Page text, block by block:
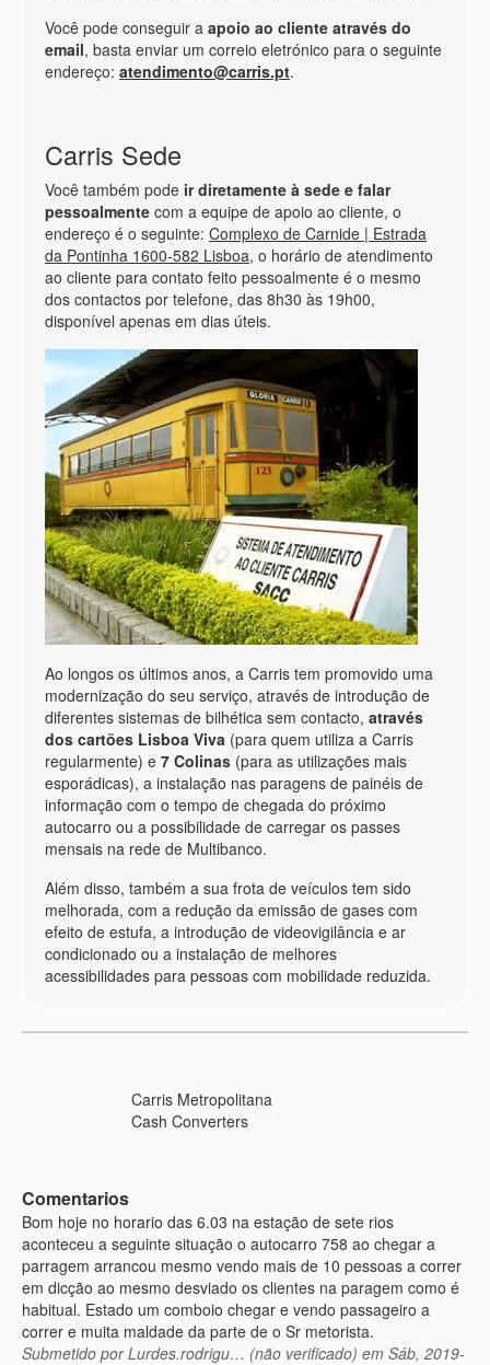
Você pode conseguir a apoio ao cliente através do
email, basta enviar um correio eletrónico para o seguinte
endereço: atendimento@carris.pt.
Carris Sede
Você também pode ir diretamente à sede e falar
pessoalmente com a equipe de apoio ao cliente, o
endereço é o seguinte: Complexo de Carnide | Estrada
da Pontinha 1600-582 Lisboa, o horário de atendimento
ao cliente para contato feito pessoalmente é o mesmo
dos contactos por telefone, das 8h30 às 19h00,
disponível apenas em dias úteis.
Ao longos os últimos anos, a Carris tem promovido uma
modernização do seu serviço, através de introdução de
diferentes sistemas de bilhética sem contacto, através
dos cartões Lisboa Viva (para quem utiliza a Carris
regularmente) e 7 Colinas (para as utilizações mais
esporádicas), a instalação nas paragens de painéis de
informação com o tempo de chegada do próximo
autocarro ou a possibilidade de carregar os passes
mensais na rede de Multibanco.
Além disso, também a sua frota de veículos tem sido
melhorada, com a redução da emissão de gases com
efeito de estufa, a introdução de videovigilância e ar
condicionado ou a instalação de melhores
acessibilidades para pessoas com mobilidade reduzida.
Carris Metropolitana
Cash Converters
Comentarios
Bom hoje no horario das 6.03 na estação de sete rios
aconteceu a seguinte situação o autocarro 758 ao chegar a
parragem arrancou mesmo vendo mais de 10 pessoas a correr
em dicção ao mesmo desviado os clientes na paragem como é
habitual. Estado um comboio chegar e vendo passageiro a
correr e muita maldade da parte de o Sr metorista.
Submetido porLurdes.rodrigu… (não verificado) em Sáb, 2019-